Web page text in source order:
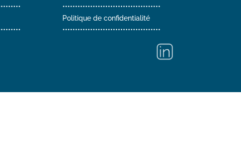
•••••••••••••••••••••••••••••••••••••••
Politique de confidentialité
•••••••••••••••••••••••••••••••••••••••